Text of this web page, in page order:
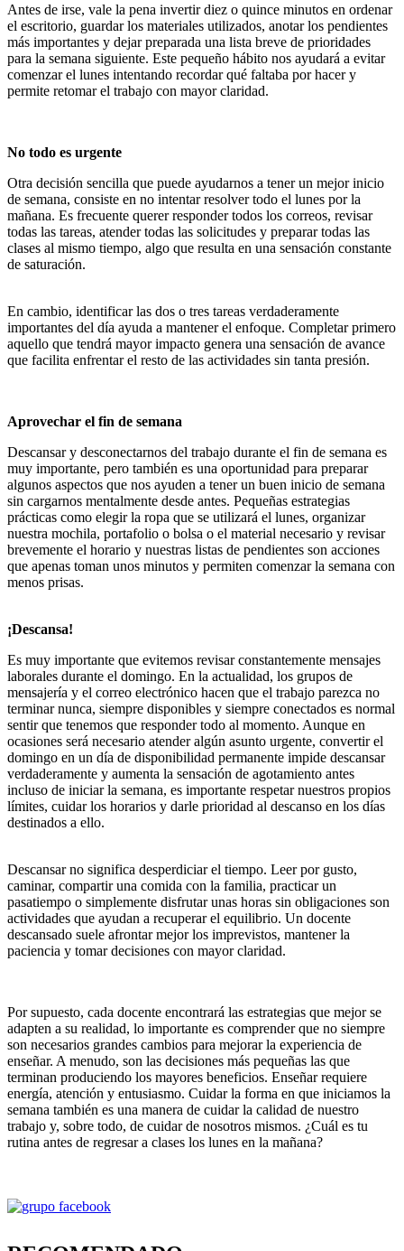
Antes de irse, vale la pena invertir diez o quince minutos en ordenar
el escritorio, guardar los materiales utilizados, anotar los pendientes
más importantes y dejar preparada una lista breve de prioridades
para la semana siguiente. Este pequeño hábito nos ayudará a evitar
comenzar el lunes intentando recordar qué faltaba por hacer y
permite retomar el trabajo con mayor claridad.
No todo es urgente
Otra decisión sencilla que puede ayudarnos a tener un mejor inicio
de semana, consiste en no intentar resolver todo el lunes por la
mañana. Es frecuente querer responder todos los correos, revisar
todas las tareas, atender todas las solicitudes y preparar todas las
clases al mismo tiempo, algo que resulta en una sensación constante
de saturación.
En cambio, identificar las dos o tres tareas verdaderamente
importantes del día ayuda a mantener el enfoque. Completar primero
aquello que tendrá mayor impacto genera una sensación de avance
que facilita enfrentar el resto de las actividades sin tanta presión.
Aprovechar el fin de semana
Descansar y desconectarnos del trabajo durante el fin de semana es
muy importante, pero también es una oportunidad para preparar
algunos aspectos que nos ayuden a tener un buen inicio de semana
sin cargarnos mentalmente desde antes. Pequeñas estrategias
prácticas como elegir la ropa que se utilizará el lunes, organizar
nuestra mochila, portafolio o bolsa o el material necesario y revisar
brevemente el horario y nuestras listas de pendientes son acciones
que apenas toman unos minutos y permiten comenzar la semana con
menos prisas.
¡Descansa!
Es muy importante que evitemos revisar constantemente mensajes
laborales durante el domingo. En la actualidad, los grupos de
mensajería y el correo electrónico hacen que el trabajo parezca no
terminar nunca, siempre disponibles y siempre conectados es normal
sentir que tenemos que responder todo al momento. Aunque en
ocasiones será necesario atender algún asunto urgente, convertir el
domingo en un día de disponibilidad permanente impide descansar
verdaderamente y aumenta la sensación de agotamiento antes
incluso de iniciar la semana, es importante respetar nuestros propios
límites, cuidar los horarios y darle prioridad al descanso en los días
destinados a ello.
Descansar no significa desperdiciar el tiempo. Leer por gusto,
caminar, compartir una comida con la familia, practicar un
pasatiempo o simplemente disfrutar unas horas sin obligaciones son
actividades que ayudan a recuperar el equilibrio. Un docente
descansado suele afrontar mejor los imprevistos, mantener la
paciencia y tomar decisiones con mayor claridad.
Por supuesto, cada docente encontrará las estrategias que mejor se
adapten a su realidad, lo importante es comprender que no siempre
son necesarios grandes cambios para mejorar la experiencia de
enseñar. A menudo, son las decisiones más pequeñas las que
terminan produciendo los mayores beneficios. Enseñar requiere
energía, atención y entusiasmo. Cuidar la forma en que iniciamos la
semana también es una manera de cuidar la calidad de nuestro
trabajo y, sobre todo, de cuidar de nosotros mismos. ¿Cuál es tu
rutina antes de regresar a clases los lunes en la mañana?